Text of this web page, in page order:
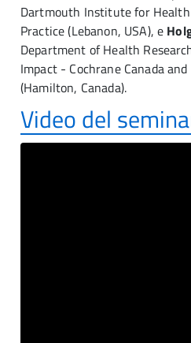
Dartmouth Institute for Health
Practice (Lebanon, USA), e
Department of Health
Impact - Cochrane Canada
(Hamilton, Canada).
Video del